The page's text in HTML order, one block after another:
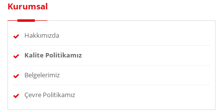
Kurumsal
Hakkımızda
Kalite Politikamız
Belgelerimiz
Çevre Politikamız